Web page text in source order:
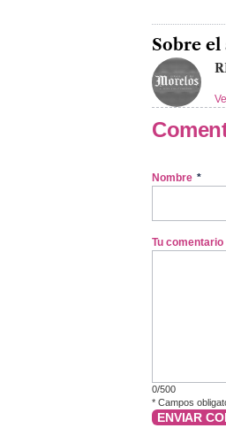
Sobre
Nombre *
Tu comentario
0/500
* Campos
ENVIAR